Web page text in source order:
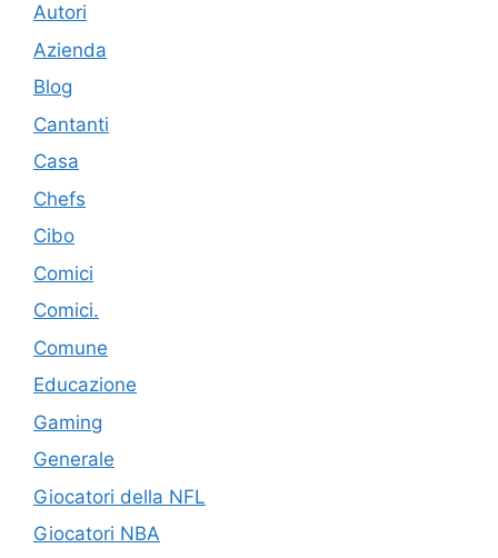
Autori
Azienda
Blog
Cantanti
Casa
Chefs
Cibo
Comici
Comici.
Comune
Educazione
Gaming
Generale
Giocatori della NFL
Giocatori NBA